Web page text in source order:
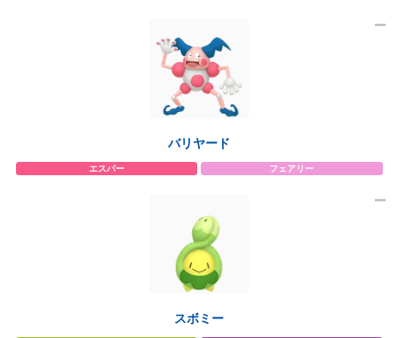
バリヤード
エスパー フェアリー
スボミー